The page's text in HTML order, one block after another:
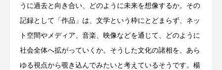
うに過去と向き合い、どのように未来を想像するか。その
記録として「作品」は、文学という枠にとどまらず、ネッ
ト空間やメディア、音楽、映像などを通じて、どのように
社会全体へ拡がっていくか。そうした文化の諸相を、あら
ゆる視点から覗き込んでみたいと考えているそうです。楊